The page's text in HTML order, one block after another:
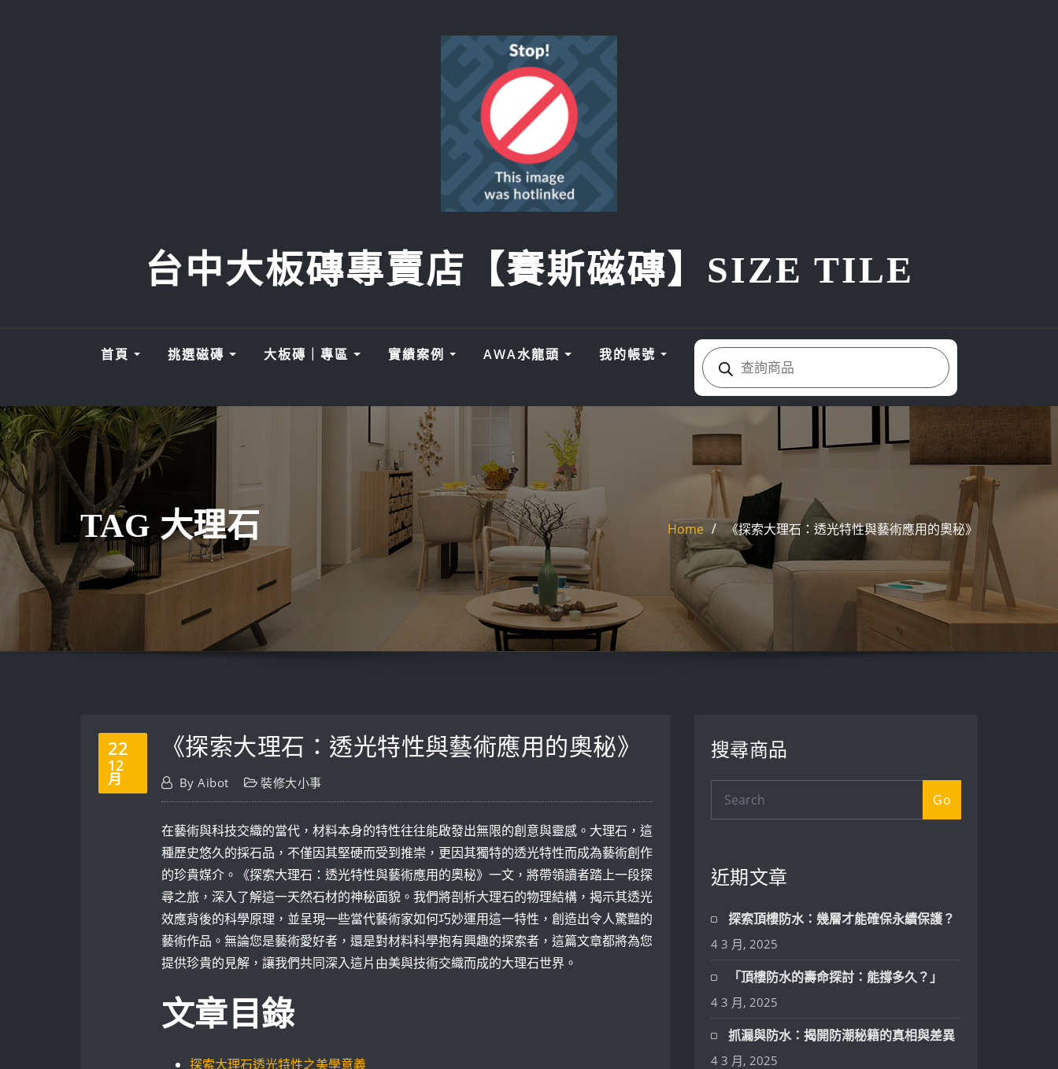
台中大板磚專賣店【賽斯磁磚】SIZE TILE
首頁 挑選磁磚 大板磚｜專區 實績案例 AWA水龍頭 我的帳號 Products
search
TAG 大理石 Home 《探索大理石：透光特性與藝術應用的奧秘》
22
12
月
《探索大理石：透光特性與藝術應用的奧秘》
ByAibot 裝修大小事
在藝術與科技交織的當代，材料本身的特性往往能啟發出無限的創意與靈感。大理石，這
種歷史悠久的採石品，不僅因其堅硬而受到推崇，更因其獨特的透光特性而成為藝術創作
的珍貴媒介。《探索大理石：透光特性與藝術應用的奧秘》一文，將帶領讀者踏上一段探
尋之旅，深入了解這一天然石材的神秘面貌。我們將剖析大理石的物理結構，揭示其透光
效應背後的科學原理，並呈現一些當代藝術家如何巧妙運用這一特性，創造出令人驚豔的
藝術作品。無論您是藝術愛好者，還是對材料科學抱有興趣的探索者，這篇文章都將為您
提供珍貴的見解，讓我們共同深入這片由美與技術交織而成的大理石世界。
文章目錄
探索大理石透光特性之美學意義 ‍
搜尋商品
Go
近期文章
探索頂樓防水：幾層才能確保永續保護？
4 3 月, 2025
「頂樓防水的壽命探討：能撐多久？」
4 3 月, 2025
抓漏與防水：揭開防潮秘籍的真相與差異
4 3 月, 2025